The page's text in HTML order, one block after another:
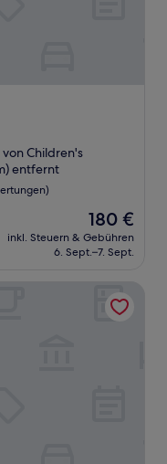
Children's
entfernt
Der
Preis
beträgt
180 €
inkl. Steuern & Gebühren
6. Sept.–7. Sept.